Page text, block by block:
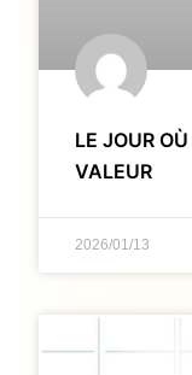
LE JOUR
VALEUR
2026/01/13